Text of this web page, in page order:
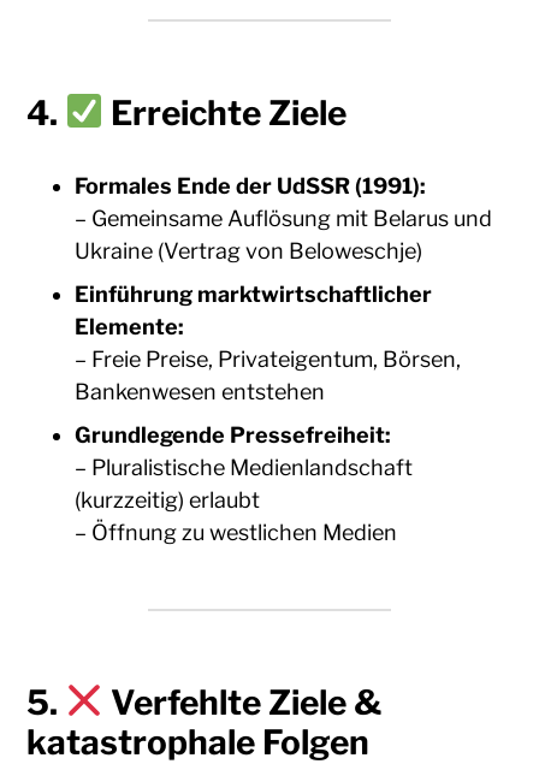
4. Erreichte Ziele
Formales Ende der UdSSR (1991):
– Gemeinsame Auflösung mit Belarus und
Ukraine (Vertrag von Beloweschje)
Einführung marktwirtschaftlicher
Elemente:
– Freie Preise, Privateigentum, Börsen,
Bankenwesen entstehen
Grundlegende Pressefreiheit:
– Pluralistische Medienlandschaft
(kurzzeitig) erlaubt
– Öffnung zu westlichen Medien
5.
Verfehlte Ziele &
katastrophale Folgen